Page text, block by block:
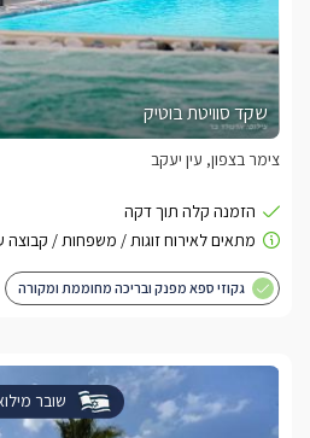
שקד סוויטת בוטיק
צימר בצפון, עין יעקב
גקוזי ספא מפנק ובריכה מחוממת ומקורה
שובר